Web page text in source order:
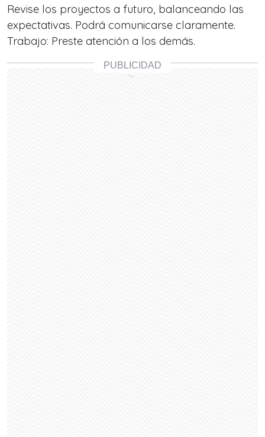
Revise los proyectos a futuro, balanceando las
expectativas. Podrá comunicarse claramente.
Trabajo: Preste atención a los demás.